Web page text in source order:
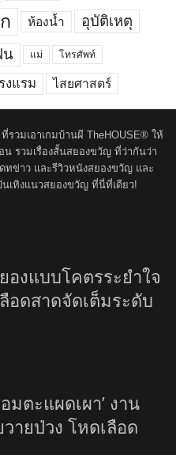
ห้องน้ำ
อุบัติเหตุ
น แม่ โทรศัพท์
งแรม ไสยศาสตร์
รวมเอาเกมบ้านผี TheHOUSE® ให้
น รวมเรื่องสั้นสยองขวัญ ที่ว่ากันว่า
ข่าว และรีวิวหนังสยองขวัญ และ
นเทิงแนวสยองขวัญ ที่นี่ที่เดียว!
องแบบโคตรระยำใจ
อดสาดจัดเต็มระดับ
มตะแผดเผา’ งาน
ายป่วง โหดเลือด